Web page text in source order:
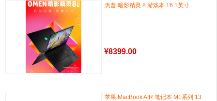
惠普 暗影精灵 8 游戏本 16.1英寸
¥8399.00
苹果 MacBook AIR 笔记本 M1系列 13